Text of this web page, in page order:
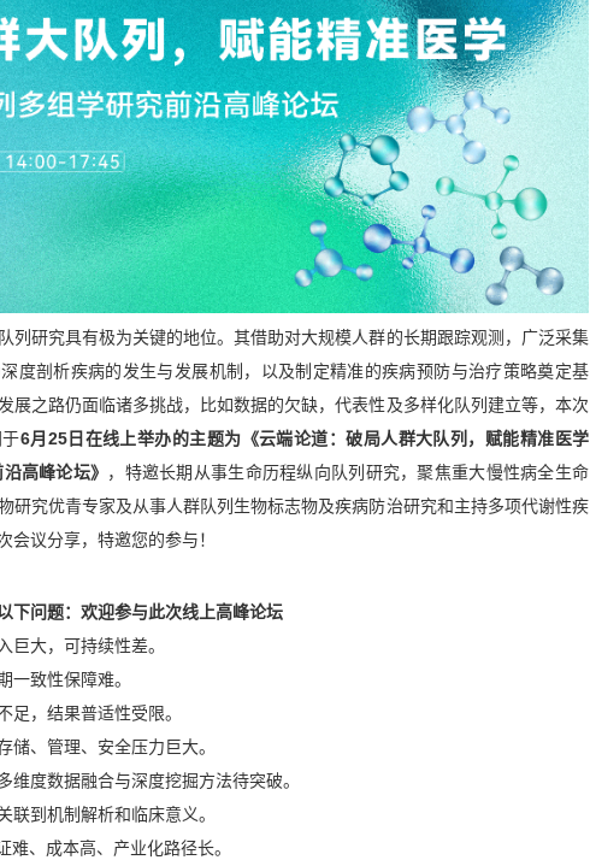
列研究具有极为关键的地位。其借助对大规模人群的长期跟踪观测，广泛采集
度剖析疾病的发生与发展机制，以及制定精准的疾病预防与治疗策略奠定基
展之路仍面临诸多挑战，比如数据的欠缺，代表性及多样化队列建立等，本次
6月25日在线上举办的主题为《云端论道：破局人群大队列，赋能精准医学
高峰论坛》 ，特邀长期从事生命历程纵向队列研究，聚焦重大慢性病全生命
研究优青专家及从事人群队列生物标志物及疾病防治研究和主持多项代谢性疾
会议分享，特邀您的参与！
下问题：欢迎参与此次线上高峰论坛
巨大，可持续性差。
一致性保障难。
足，结果普适性受限。
储、管理、安全压力巨大。
维度数据融合与深度挖掘方法待突破。
联到机制解析和临床意义。
难、成本高、产业化路径长。